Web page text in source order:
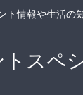
ト情報や生活の
トスペ